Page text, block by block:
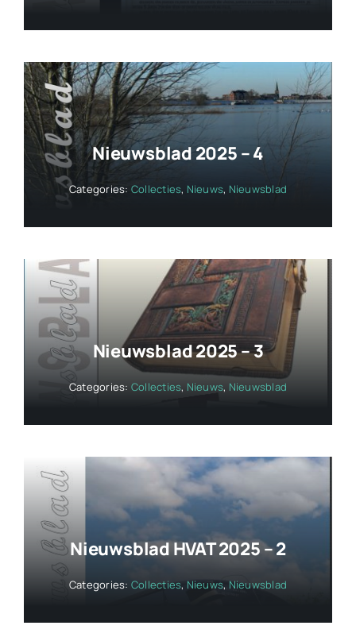
Nieuwsblad 2025 – 4
Categories: Collecties, Nieuws, Nieuwsblad
Nieuwsblad 2025 – 3
Categories: Collecties, Nieuws, Nieuwsblad
Nieuwsblad HVAT 2025 – 2
Categories: Collecties, Nieuws,Nieuwsblad